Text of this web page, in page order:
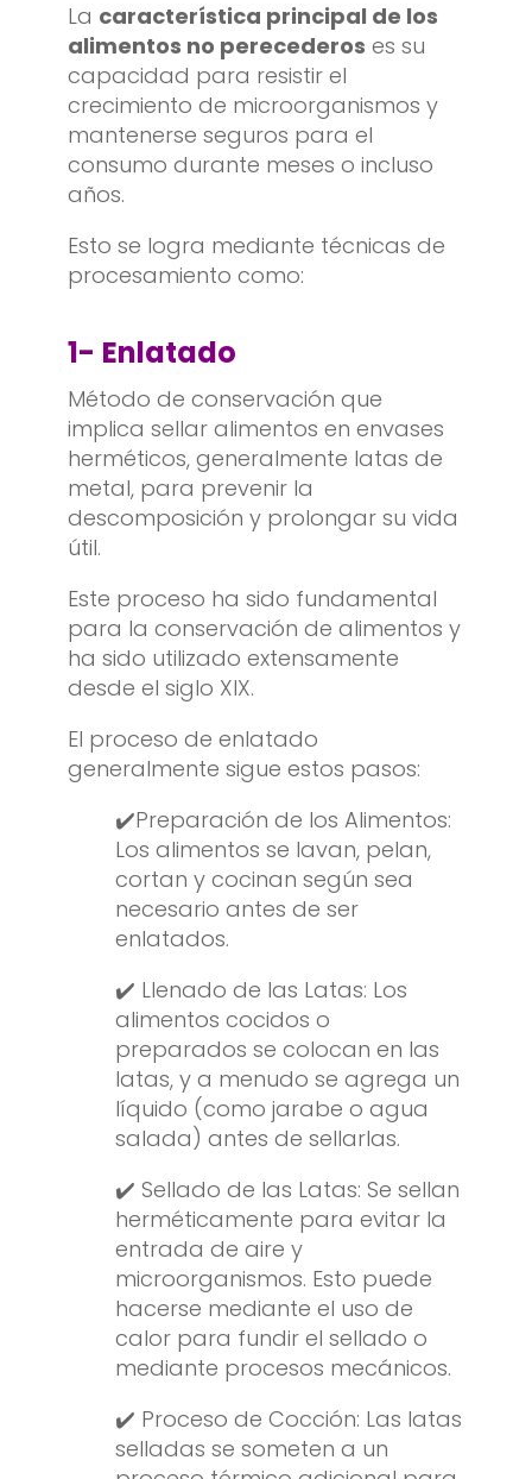
La característica principal de los
alimentos no perecederos es su
capacidad para resistir el
crecimiento de microorganismos y
mantenerse seguros para el
consumo durante meses o incluso
años.
Esto se logra mediante técnicas de
procesamiento como:
1- Enlatado
Método de conservación que
implica sellar alimentos en envases
herméticos, generalmente latas de
metal, para prevenir la
descomposición y prolongar su vida
útil.
Este proceso ha sido fundamental
para la conservación de alimentos y
ha sido utilizado extensamente
desde el siglo XIX.
El proceso de enlatado
generalmente sigue estos pasos:
✔️Preparación de los Alimentos:
Los alimentos se lavan, pelan,
cortan y cocinan según sea
necesario antes de ser
enlatados.
✔️ Llenado de las Latas: Los
alimentos cocidos o
preparados se colocan en las
latas, y a menudo se agrega un
líquido (como jarabe o agua
salada) antes de sellarlas.
✔️ Sellado de las Latas: Se sellan
herméticamente para evitar la
entrada de aire y
microorganismos. Esto puede
hacerse mediante el uso de
calor para fundir el sellado o
mediante procesos mecánicos.
✔️ Proceso de Cocción: Las latas
selladas se someten a un